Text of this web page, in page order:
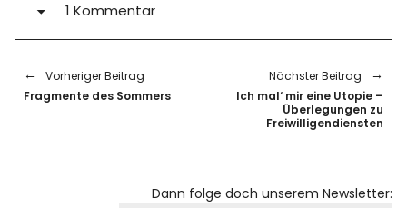
1 Kommentar
Vorheriger Beitrag
Fragmente des Sommers
Nächster Beitrag
Ich mal‘ mir eine Utopie –
Überlegungen zu
Freiwilligendiensten
Dann folge doch unserem Newsletter: